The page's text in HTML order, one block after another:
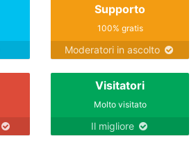
Supporto
100% gratis
Moderatori in ascolto
Visitatori
Molto visitato
Il migliore